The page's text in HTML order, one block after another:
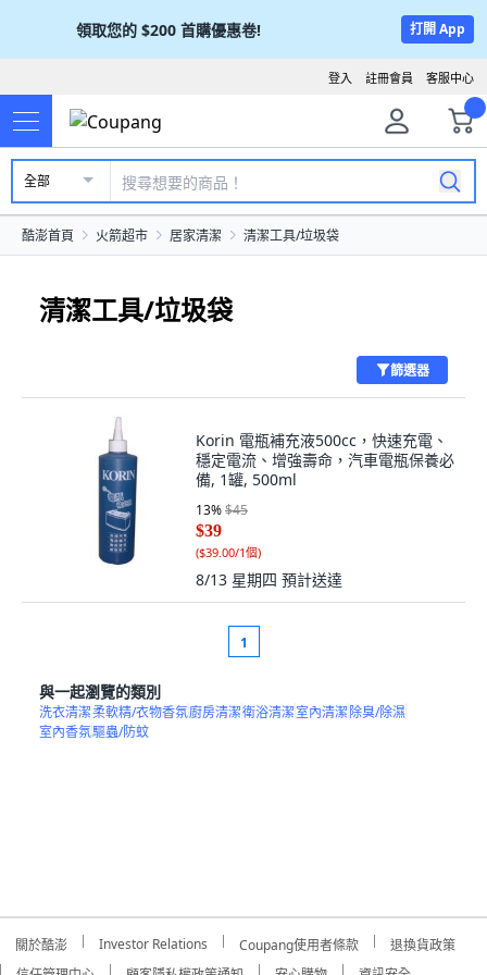
領取您的 $200 首購優惠卷! 打開 App
客服中心
註冊會員
登入
全部
酷澎首頁 火箭超市 居家清潔 清潔工具/垃圾袋
清潔工具/垃圾袋
篩選器
Korin 電瓶補充液500cc，快速充電、
穩定電流、增強壽命，汽車電瓶保養必
備, 1罐, 500ml
13%$45
$39
($39.00/1個)
8/13 星期四 預計送達
1
與一起瀏覽的類別
洗衣清潔柔軟精/衣物香氛廚房清潔衛浴清潔室內清潔 除臭/除濕
室內香氛驅蟲/防蚊
關於酷澎 Investor Relations Coupang使用者條款
退換貨政策